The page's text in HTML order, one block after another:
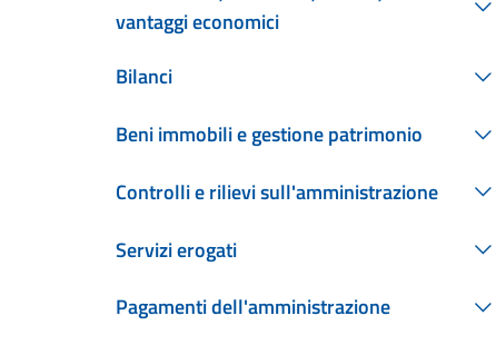
vantaggi economici
Bilanci
Beni immobili e gestione patrimonio
Controlli e rilievi sull'amministrazione
Servizi erogati
Pagamenti dell'amministrazione